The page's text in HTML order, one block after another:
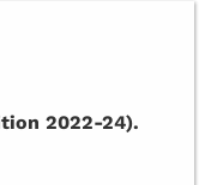
2022-24).